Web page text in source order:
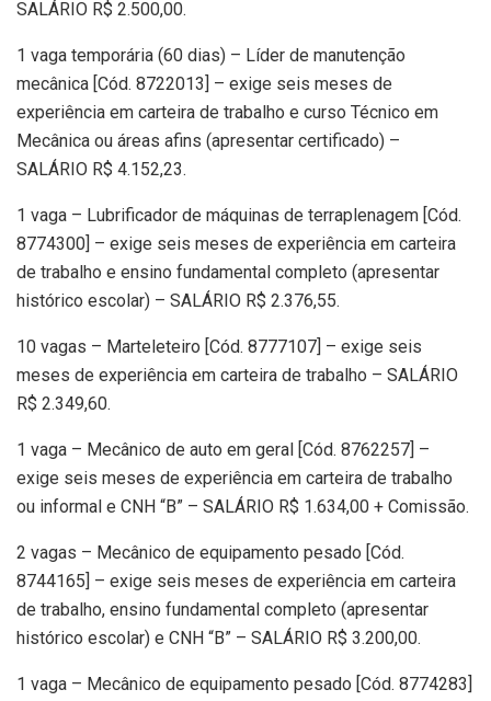
SALÁRIO R$ 2.500,00.
1 vaga temporária (60 dias) – Líder de manutenção
mecânica [Cód. 8722013] – exige seis meses de
experiência em carteira de trabalho e curso Técnico em
Mecânica ou áreas afins (apresentar certificado) –
SALÁRIO R$ 4.152,23.
1 vaga – Lubrificador de máquinas de terraplenagem [Cód.
8774300] – exige seis meses de experiência em carteira
de trabalho e ensino fundamental completo (apresentar
histórico escolar) – SALÁRIO R$ 2.376,55.
10 vagas – Marteleteiro [Cód. 8777107] – exige seis
meses de experiência em carteira de trabalho – SALÁRIO
R$ 2.349,60.
1 vaga – Mecânico de auto em geral [Cód. 8762257] –
exige seis meses de experiência em carteira de trabalho
ou informal e CNH “B” – SALÁRIO R$ 1.634,00 + Comissão.
2 vagas – Mecânico de equipamento pesado [Cód.
8744165] – exige seis meses de experiência em carteira
de trabalho, ensino fundamental completo (apresentar
histórico escolar) e CNH “B” – SALÁRIO R$ 3.200,00.
1 vaga – Mecânico de equipamento pesado [Cód. 8774283]